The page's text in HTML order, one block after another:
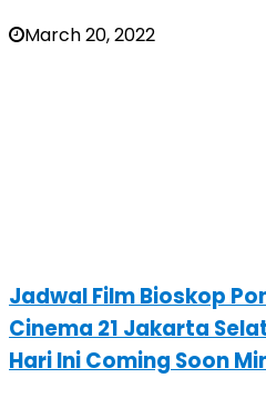
March 20, 2022
Jadwal Film Bioskop
Cinema 21 Jakarta
Hari Ini Coming Soon